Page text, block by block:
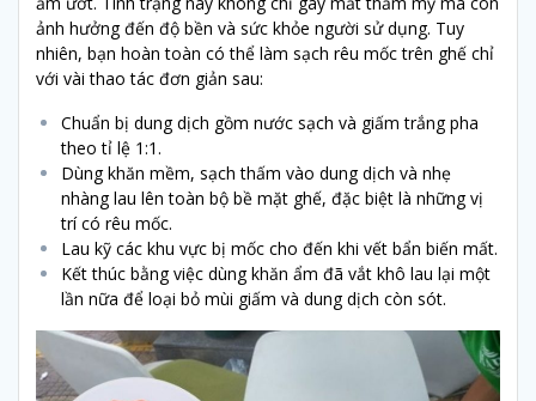
ảnh hưởng đến độ bền và sức khỏe người sử dụng. Tuy
nhiên, bạn hoàn toàn có thể làm sạch rêu mốc trên ghế chỉ
với vài thao tác đơn giản sau:
Chuẩn bị dung dịch gồm nước sạch và giấm trắng pha
theo tỉ lệ 1:1.
Dùng khăn mềm, sạch thấm vào dung dịch và nhẹ
nhàng lau lên toàn bộ bề mặt ghế, đặc biệt là những vị
trí có rêu mốc.
Lau kỹ các khu vực bị mốc cho đến khi vết bẩn biến mất.
Kết thúc bằng việc dùng khăn ẩm đã vắt khô lau lại một
lần nữa để loại bỏ mùi giấm và dung dịch còn sót.